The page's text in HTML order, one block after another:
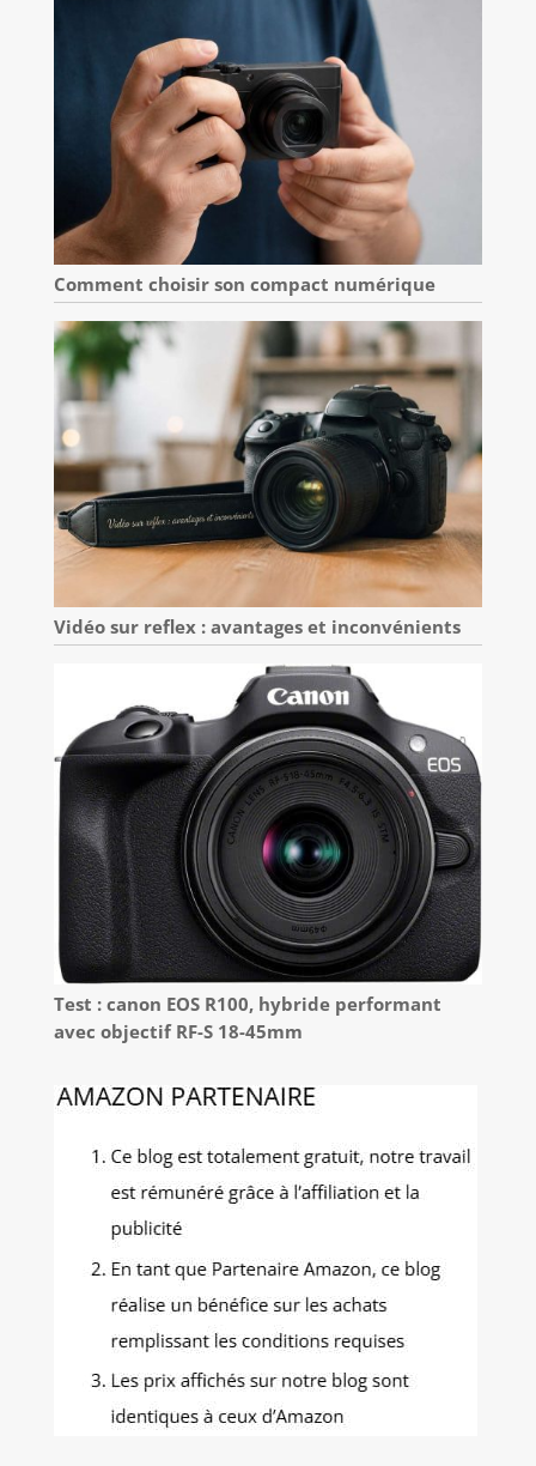
Comment choisir son compact numérique
Vidéo sur reflex : avantages et inconvénients
Test : canon EOS R100, hybride performant
avec objectif RF-S 18-45mm